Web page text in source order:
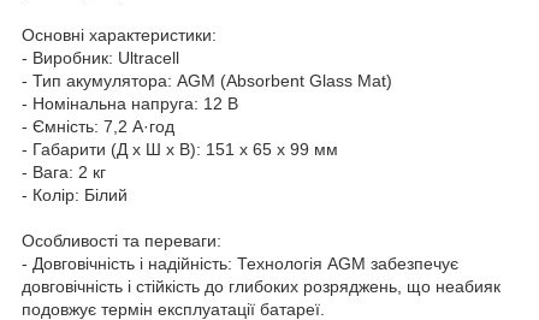
Основні характеристики:
- Виробник: Ultracell
- Тип акумулятора: AGM (Absorbent Glass Mat)
- Номінальна напруга: 12 В
- Ємність: 7,2 А·год
- Габарити (Д x Ш x В): 151 x 65 x 99 мм
- Вага: 2 кг
- Колір: Білий
Особливості та переваги:
- Довговічність і надійність: Технологія AGM забезпечує
довговічність і стійкість до глибоких розряджень, що неабияк
подовжує термін експлуатації батареї.